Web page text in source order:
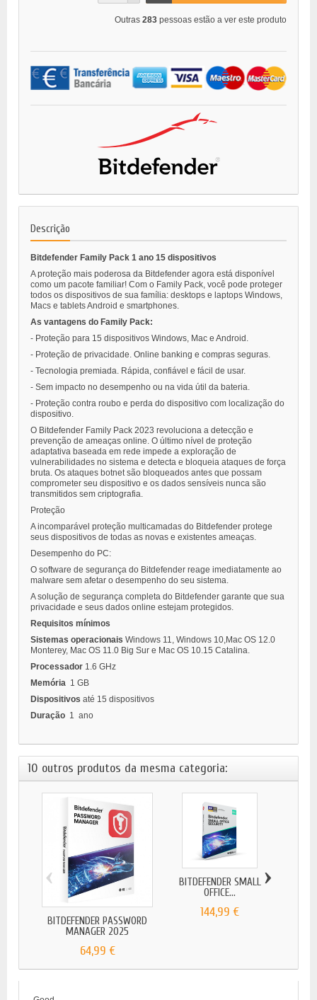
Outras 283 pessoas estão a ver este produto
Descrição
Bitdefender Family Pack 1 ano 15 dispositivos
A proteção mais poderosa da Bitdefender agora está disponível
como um pacote familiar! Com o Family Pack, você pode proteger
todos os dispositivos de sua família: desktops e laptops Windows,
Macs e tablets Android e smartphones.
As vantagens do Family Pack:
- Proteção para 15 dispositivos Windows, Mac e Android.
- Proteção de privacidade. Online banking e compras seguras.
- Tecnologia premiada. Rápida, confiável e fácil de usar.
- Sem impacto no desempenho ou na vida útil da bateria.
- Proteção contra roubo e perda do dispositivo com localização do
dispositivo.
O Bitdefender Family Pack 2023 revoluciona a detecção e
prevenção de ameaças online. O último nível de proteção
adaptativa baseada em rede impede a exploração de
vulnerabilidades no sistema e detecta e bloqueia ataques de força
bruta. Os ataques botnet são bloqueados antes que possam
comprometer seu dispositivo e os dados sensíveis nunca são
transmitidos sem criptografia.
Proteção
A incomparável proteção multicamadas do Bitdefender protege
seus dispositivos de todas as novas e existentes ameaças.
Desempenho do PC:
O software de segurança do Bitdefender reage imediatamente ao
malware sem afetar o desempenho do seu sistema.
A solução de segurança completa do Bitdefender garante que sua
privacidade e seus dados online estejam protegidos.
Requisitos mínimos
Sistemas operacionais Windows 11, Windows 10,Mac OS 12.0
Monterey, Mac OS 11.0 Big Sur e Mac OS 10.15 Catalina.
Processador 1.6 GHz
Memória 1 GB
Dispositivos até 15 dispositivos
Duração 1 ano
10 outros produtos da mesma categoria:
BITDEFENDER PASSWORD
MANAGER 2025
64,99 €
BITDEFENDER SMALL
OFFICE...
144,99 €
‹ ›